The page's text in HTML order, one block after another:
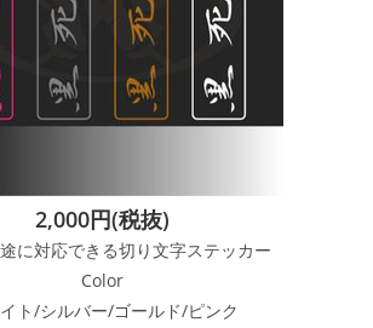
2,000円(税抜)
に対応できる切り文字ステッカー
Color
ト/シルバー/ゴールド/ピンク